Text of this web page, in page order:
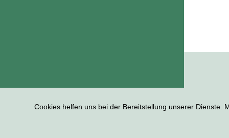
Cookies helfen uns bei der Bereitstellung unserer